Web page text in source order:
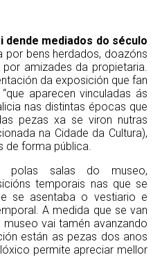
dende mediados do século
por bens herdados, doazóns
amizades da propietaria.
da exposición que fan
aparecen vinculadas ás
nas distintas épocas que
pezas xa se viron nutras
na Cidade da Cultura),
de forma pública.
polas salas do museo,
temporais nas que se
se asentaba o vestiario e
A medida que se van
vai tamén avanzando
están as pezas dos anos
permite apreciar mellor